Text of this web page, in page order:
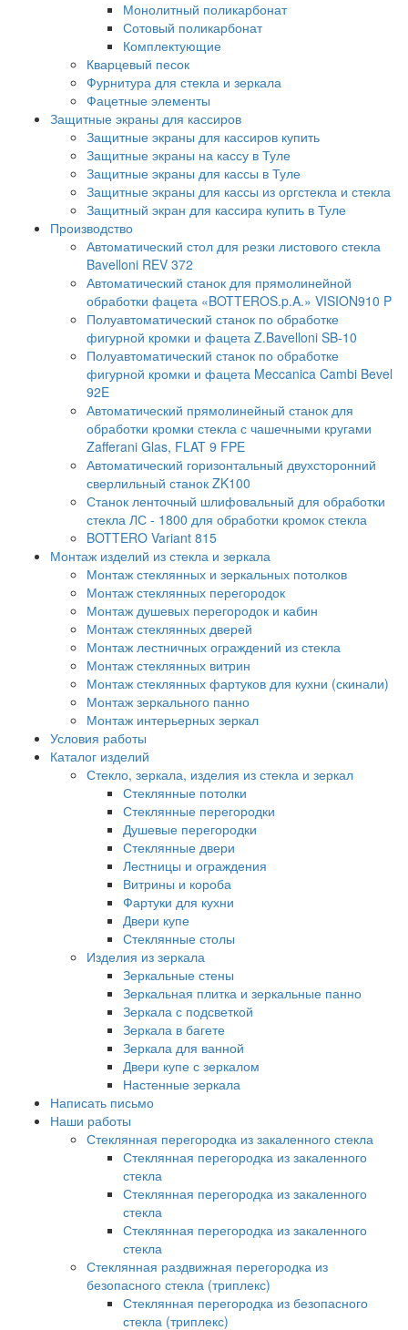
Монолитный поликарбонат
Сотовый поликарбонат
Комплектующие
Кварцевый песок
Фурнитура для стекла и зеркала
Фацетные элементы
Защитные экраны для кассиров
Защитные экраны для кассиров купить
Защитные экраны на кассу в Туле
Защитные экраны для кассы в Туле
Защитные экраны для кассы из оргстекла и стекла
Защитный экран для кассира купить в Туле
Производство
Автоматический стол для резки листового стекла
Bavelloni REV 372
Автоматический станок для прямолинейной
обработки фацета «BOTTEROS.p.A.» VISION910 P
Полуавтоматический станок по обработке
фигурной кромки и фацета Z.Bavelloni SB-10
Полуавтоматический станок по обработке
фигурной кромки и фацета Meccanica Cambi Bevel
92E
Автоматический прямолинейный станок для
обработки кромки стекла с чашечными кругами
Zafferani Glas, FLAT 9 FPE
Автоматический горизонтальный двухсторонний
сверлильный станок ZK100
Станок ленточный шлифовальный для обработки
стекла ЛС - 1800 для обработки кромок стекла
BOTTERO Variant 815
Монтаж изделий из стекла и зеркала
Монтаж стеклянных и зеркальных потолков
Монтаж стеклянных перегородок
Монтаж душевых перегородок и кабин
Монтаж стеклянных дверей
Монтаж лестничных ограждений из стекла
Монтаж стеклянных витрин
Монтаж стеклянных фартуков для кухни (скинали)
Монтаж зеркального панно
Монтаж интерьерных зеркал
Условия работы
Каталог изделий
Стекло, зеркала, изделия из стекла и зеркал
Стеклянные потолки
Стеклянные перегородки
Душевые перегородки
Стеклянные двери
Лестницы и ограждения
Витрины и короба
Фартуки для кухни
Двери купе
Стеклянные столы
Изделия из зеркала
Зеркальные стены
Зеркальная плитка и зеркальные панно
Зеркала с подсветкой
Зеркала в багете
Зеркала для ванной
Двери купе с зеркалом
Настенные зеркала
Написать письмо
Наши работы
Стеклянная перегородка из закаленного стекла
Стеклянная перегородка из закаленного
стекла
Стеклянная перегородка из закаленного
стекла
Стеклянная перегородка из закаленного
стекла
Стеклянная раздвижная перегородка из
безопасного стекла (триплекс)
Стеклянная перегородка из безопасного
стекла (триплекс)